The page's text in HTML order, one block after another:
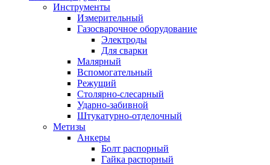
Инструменты
Измерительный
Газосварочное оборудование
Электроды
Для сварки
Малярный
Вспомогательный
Режущий
Столярно-слесарный
Ударно-забивной
Штукатурно-отделочный
Метизы
Анкеры
Болт распорный
Гайка распорный